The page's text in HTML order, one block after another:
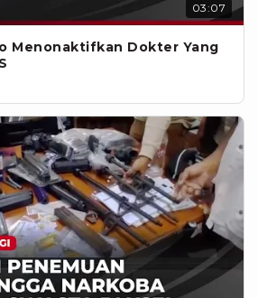
03:07
Menonaktifkan Dokter Yang